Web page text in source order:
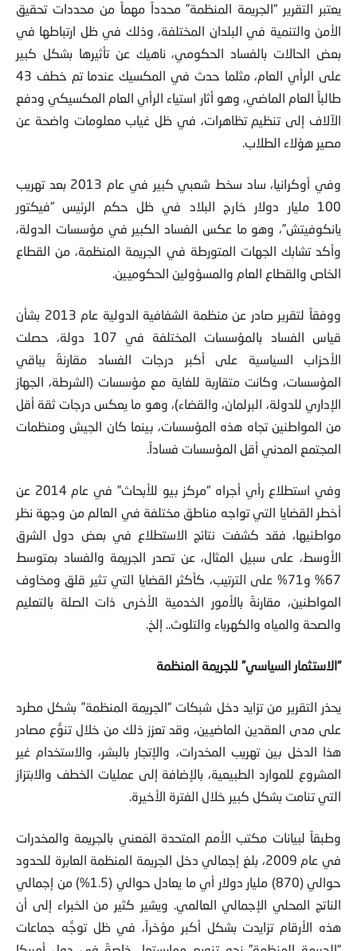
يعتبر التقرير “الجريمة المنظمة” محدداً مهماً من محددات تحقيق
الأمن والتنمية في البلدان المختلفة، وذلك في ظل ارتباطها في
بعض الحالات بالفساد الحكومي، ناهيك عن تأثيرها بشكل كبير
على الرأي العام، مثلما حدث في المكسيك عندما تم خطف 43
طالباً العام الماضي، وهو أثار استياء الرأي العام المكسيكي ودفع
الآلاف إلى تنظيم تظاهرات، في ظل غياب معلومات واضحة عن
مصير هؤلاء الطلاب.
وفي أوكرانيا، ساد سخط شعبي كبير في عام 2013 بعد تهريب
100 مليار دولار خارج البلاد في ظل حكم الرئيس “فيكتور
يانكوفيتش”، وهو ما عكس الفساد الكبير في مؤسسات الدولة،
وأكد تشابك الجهات المتورطة في الجريمة المنظمة، من القطاع
الخاص والقطاع العام والمسؤولين الحكوميين.
ووفقاً لتقرير صادر عن منظمة الشفافية الدولية عام 2013 بشأن
قياس الفساد بالمؤسسات المختلفة في 107 دولة، حصلت
الأحزاب السياسية على أكبر درجات الفساد مقارنةً بباقي
المؤسسات، وكانت متقاربة للغاية مع مؤسسات (الشرطة، الجهاز
الإداري للدولة، البرلمان، والقضاء)، وهو ما يعكس درجات ثقة أقل
من المواطنين تجاه هذه المؤسسات، بينما كان الجيش ومنظمات
المجتمع المدني أقل المؤسسات فساداً.
وفي استطلاع رأي أجراه “مركز بيو للأبحاث” في عام 2014 عن
أخطر القضايا التي تواجه مناطق مختلفة في العالم من وجهة نظر
مواطنيها، فقد كشفت نتائج الاستطلاع في بعض دول الشرق
الأوسط، على سبيل المثال، عن تصدر الجريمة والفساد بمتوسط
67% و71% على الترتيب، كأكثر القضايا التي تثير قلق ومخاوف
المواطنين، مقارنةً بالأمور الخدمية الأخرى ذات الصلة بالتعليم
والصحة والمياه والكهرباء والتلوث.. إلخ.
“الاستثمار السياسي” للجريمة المنظمة
يحذر التقرير من تزايد دخل شبكات “الجريمة المنظمة” بشكل مطرد
على مدى العقدين الماضيين، وقد تعزز ذلك من خلال تنوُّع مصادر
هذا الدخل بين تهريب المخدرات، والإتجار بالبشر، والاستخدام غير
المشروع للموارد الطبيعية، بالإضافة إلى عمليات الخطف والابتزاز
التي تنامت بشكل كبير خلال الفترة الأخيرة.
وطبقاً لبيانات مكتب الأمم المتحدة المَعني بالجريمة والمخدرات
في عام 2009، بلغ إجمالي دخل الجريمة المنظمة العابرة للحدود
حوالي (870) مليار دولار أي ما يعادل حوالي (1.5%) من إجمالي
الناتج المحلي الإجمالي العالمي. ويشير كثير من الخبراء إلى أن
هذه الأرقام تزايدت بشكل أكبر مؤخراً، في ظل توجُّه جماعات